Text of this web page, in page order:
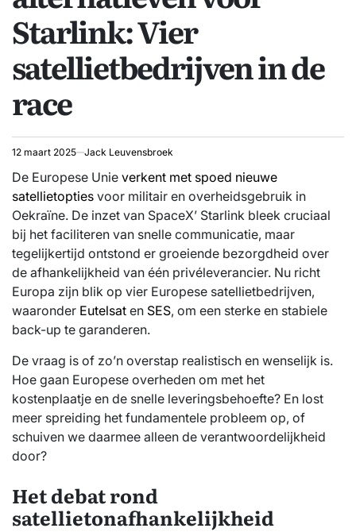
Starlink: Vier
satellietbedrijven in de
race
12 maart 2025 Jack Leuvensbroek
De Europese Unie verkent met spoed nieuwe
satellietopties voor militair en overheidsgebruik in
Oekraïne. De inzet van SpaceX’ Starlink bleek cruciaal
bij het faciliteren van snelle communicatie, maar
tegelijkertijd ontstond er groeiende bezorgdheid over
de afhankelijkheid van één privéleverancier. Nu richt
Europa zijn blik op vier Europese satellietbedrijven,
waaronder Eutelsat en SES, om een sterke en stabiele
back-up te garanderen.
De vraag is of zo’n overstap realistisch en wenselijk is.
Hoe gaan Europese overheden om met het
kostenplaatje en de snelle leveringsbehoefte? En lost
meer spreiding het fundamentele probleem op, of
schuiven we daarmee alleen de verantwoordelijkheid
door?
Het debat rond
satellietonafhankelijkheid